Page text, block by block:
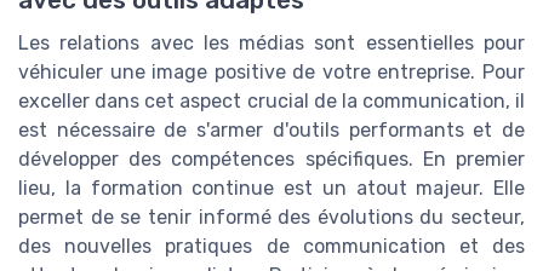
Les relations avec les médias sont essentielles pour
véhiculer une image positive de votre entreprise. Pour
exceller dans cet aspect crucial de la communication, il
est nécessaire de s'armer d'outils performants et de
développer des compétences spécifiques. En premier
lieu, la formation continue est un atout majeur. Elle
permet de se tenir informé des évolutions du secteur,
des nouvelles pratiques de communication et des